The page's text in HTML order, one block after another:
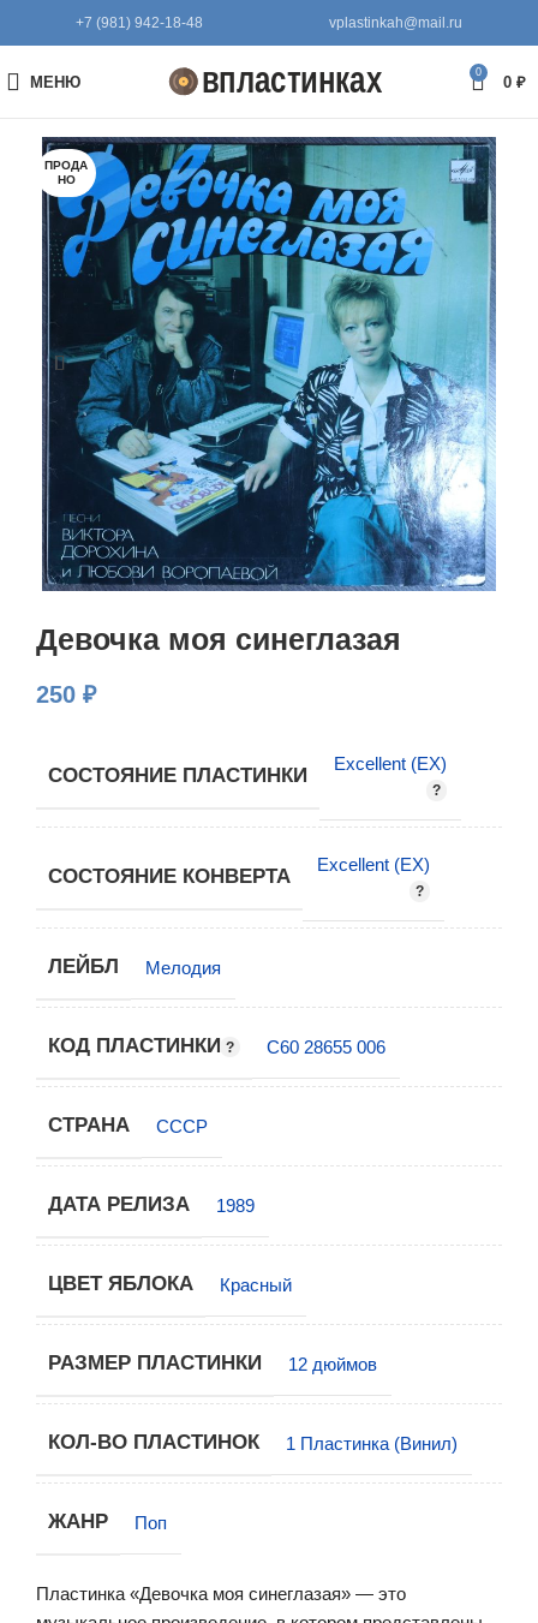
+7 (981) 942-18-48 vplastinkah@mail.ru
МЕНЮ
0
0 ₽
ПРОДА
НО
Девочка моя синеглазая
250 ₽
СОСТОЯНИЕ ПЛАСТИНКИ
Excellent (EX)
СОСТОЯНИЕ КОНВЕРТА
Excellent (EX)
ЛЕЙБЛ Мелодия
КОД ПЛАСТИНКИ С60 28655 006
СТРАНА СССР
ДАТА РЕЛИЗА 1989
ЦВЕТ ЯБЛОКА Красный
РАЗМЕР ПЛАСТИНКИ 12 дюймов
КОЛ-ВО ПЛАСТИНОК 1 Пластинка (Винил)
ЖАНР Поп
Пластинка «Девочка моя синеглазая» — это